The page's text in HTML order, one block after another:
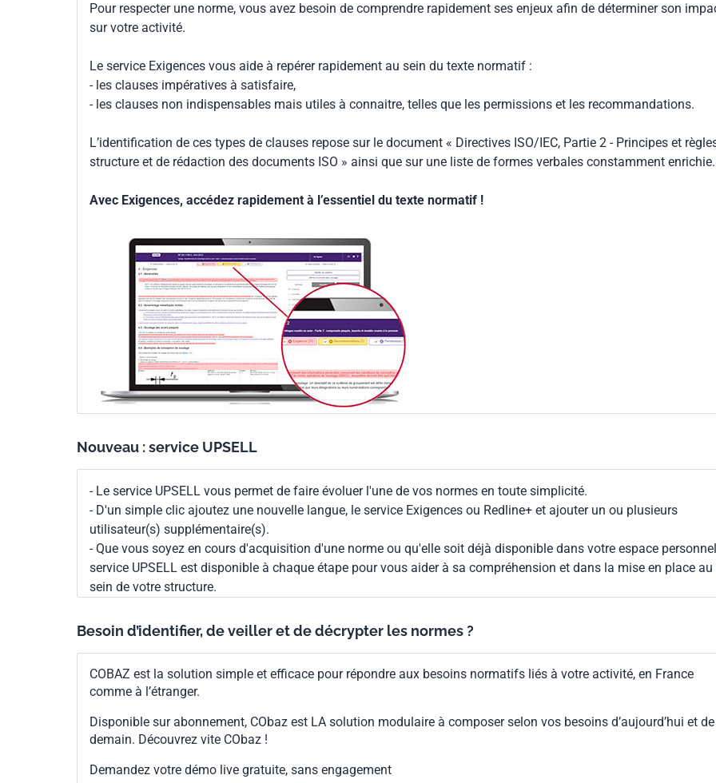
Pour respecter une norme, vous avez besoin de comprendre rapidement ses enjeux afin de déterminer son
sur votre activité.
Le service Exigences vous aide à repérer rapidement au sein du texte normatif :
- les clauses impératives à satisfaire,
- les clauses non indispensables mais utiles à connaitre, telles que les permissions et les recommandations.
L’identification de ces types de clauses repose sur le document « Directives ISO/IEC, Partie 2 - Principes et
structure et de rédaction des documents ISO » ainsi que sur une liste de formes verbales constamment enrichie.
Avec Exigences, accédez rapidement à l’essentiel du texte normatif !
Nouveau : service UPSELL
- Le service UPSELL vous permet de faire évoluer l'une de vos normes en toute simplicité.
- D'un simple clic ajoutez une nouvelle langue, le service Exigences ou Redline+ et ajouter un ou plusieurs
utilisateur(s) supplémentaire(s).
- Que vous soyez en cours d'acquisition d'une norme ou qu'elle soit déjà disponible dans votre espace
service UPSELL est disponible à chaque étape pour vous aider à sa compréhension et dans la mise en place au
sein de votre structure.
Besoin d’identifier, de veiller et de décrypter les normes ?
COBAZ est la solution simple et efficace pour répondre aux besoins normatifs liés à votre activité, en France
comme à l’étranger.
Disponible sur abonnement, CObaz est LA solution modulaire à composer selon vos besoins d’aujourd’hui et de
demain. Découvrez vite CObaz !
Demandez votre démo live gratuite, sans engagement